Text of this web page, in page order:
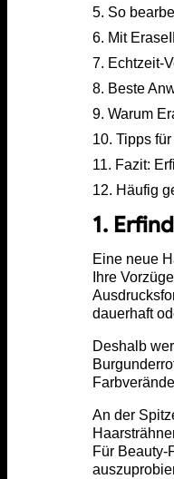
5. So
6. Mit
7. Echtzeit-
8. Beste
9. Warum
10. Tipps
11. Fazit:
12. Häufig
1.
Eine neue
Ihre
dauerhaft
Deshalb
An der
Für Beauty-